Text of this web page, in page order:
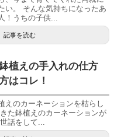
い。 そんな気持ちになったあ
！うちの子供...
記事を読む
植えの手入れの仕方
はコレ！
えのカーネーションを枯らし
た鉢植えのカーネーションが
話をして...